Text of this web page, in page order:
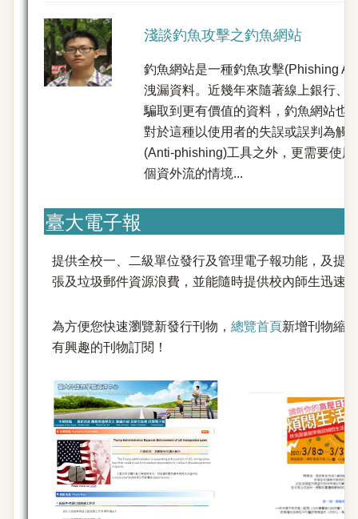
淺談釣魚攻擊之釣魚網站
釣魚網站是一種釣魚攻擊(Phishing
洩漏資料。近幾年來隨著線上銀行、
騙取到更有價值的資料，釣魚網站也
對於這種以使用者的失誤或誤判為觸
(Anti-phishing)工具之外，更需要使
個資外流的情境...
臺大電子報
提供全校一、二級單位發行及管理電子報功能，及提
張及垃圾郵件資源浪費，並能隨時提供校內師生迅速
為方便您快速瀏覽新發行刊物， 總覽首頁新增刊物縮
有興趣的刊物訂閱！